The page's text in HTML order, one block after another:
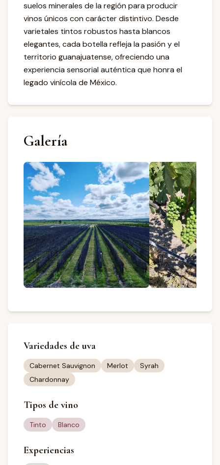
suelos minerales de la región para producir
vinos únicos con carácter distintivo. Desde
varietales tintos robustos hasta blancos
elegantes, cada botella refleja la pasión y el
territorio guanajuatense, ofreciendo una
experiencia sensorial auténtica que honra el
legado vinícola de México.
Galería
Variedades de uva
Cabernet Sauvignon Merlot
Syrah
Chardonnay
Tipos de vino
Tinto Blanco
Experiencias